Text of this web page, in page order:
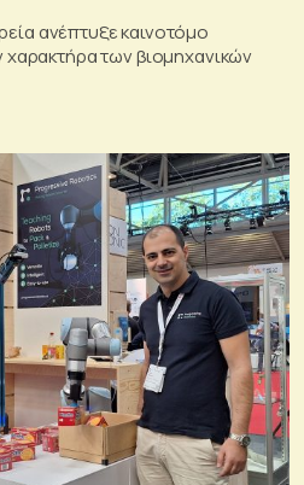
ανέπτυξε καινοτόμο